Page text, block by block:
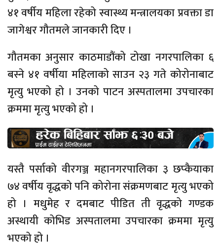
४१ वर्षीय महिला रहेको स्वास्थ्य मन्त्रालयका प्रवक्ता डा
जागेश्वर गौतमले जानकारी दिए ।
गौतमका अनुसार काठमाडौंको टोखा नगरपालिका ६
बस्ने ४१ वर्षीया महिलाको साउन २३ गते कोरोनाबाट
मृत्यु भएको हो । उनको पाटन अस्पतालमा उपचारका
क्रममा मृत्यु भएको हो ।
यस्तै पर्साको वीरगञ्ज महानगरपालिका ३ छप्कैयाका
७४ वर्षीय वृद्धको पनि कोरोना संक्रमणबाट मृत्यु भएको
हो । मधुमेह र दमबाट पीडित ती वृद्धको गण्डक
अस्थायी कोभिड अस्पतालमा उपचारका क्रममा मृत्यु
भएको हो ।